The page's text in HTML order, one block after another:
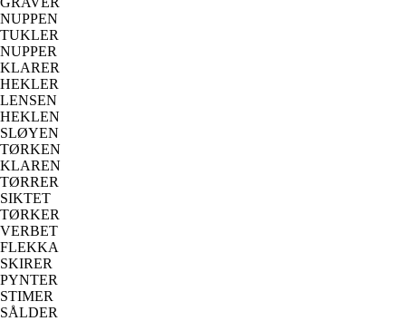
NUPPEN
TUKLER
NUPPER
KLARER
HEKLER
LENSEN
HEKLEN
SLØYEN
TØRKEN
KLAREN
TØRRER
SIKTET
TØRKER
VERBET
FLEKKA
SKIRER
PYNTER
STIMER
SÅLDER